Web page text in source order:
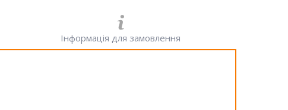
Інформація для замовлення